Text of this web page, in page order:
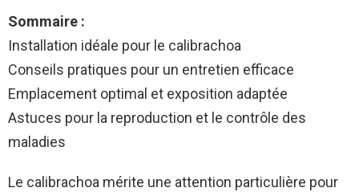
Sommaire :
Installation idéale pour le calibrachoa
Conseils pratiques pour un entretien efficace
Emplacement optimal et exposition adaptée
Astuces pour la reproduction et le contrôle des
maladies
Le calibrachoa mérite une attention particulière pour